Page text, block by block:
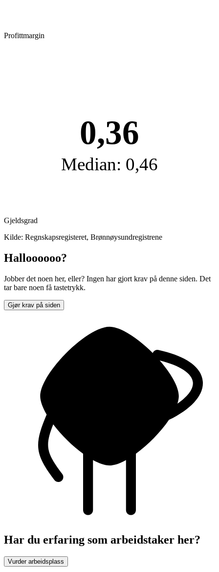
Profittmargin
0,36
Median: 0,46
Gjeldsgrad
Kilde: Regnskapsregisteret, Brønnøysundregistrene
Halloooooo?
Jobber det noen her, eller? Ingen har gjort krav på denne siden. Det
tar bare noen få tastetrykk.
Gjør krav på siden
Har du erfaring som arbeidstaker her?
Vurder arbeidsplass